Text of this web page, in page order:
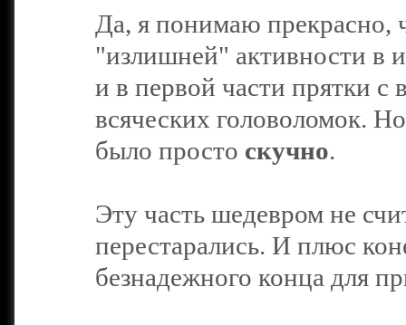
Да, я понимаю прекрасно,
"излишней" активности в
и в первой части прятки с
всяческих головоломок.
было просто скучно.
Эту часть шедевром не
перестарались. И плюс
безнадежного конца для